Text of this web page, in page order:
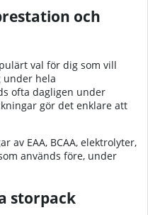
och
val för dig som vill
under hela
ofta dagligen under
gör det enklare att
av EAA, BCAA, elektrolyter,
används före, under
storpack